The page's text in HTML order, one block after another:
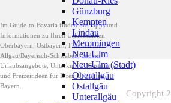
Im Guide-to-Bavaria finden Sie Tipps und
Informationen zu Ihren Urlaubszielen
Oberbayern, Ostbayern, Franken und
Allgäu/Bayerisch-Schwaben, zudem
Urlaubsangebote, Unterkünfte, Gastromie
und Freizeitideen für Ihren Urlaub in
Bayern.
Copyright
Günzburg
Kempten
Lindau
Memmingen
Neu-Ulm
Neu-Ulm (Stadt)
Oberallgäu
Ostallgäu
Unterallgäu